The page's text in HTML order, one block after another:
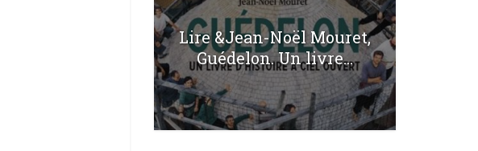
Lire &Jean-Noël Mouret,
Guédelon. Un livre...